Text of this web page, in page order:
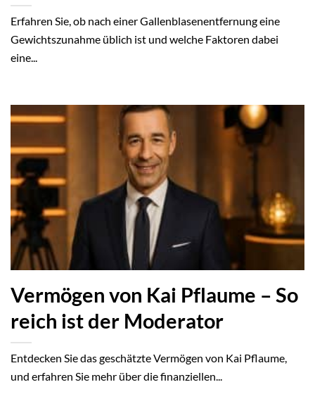
Erfahren Sie, ob nach einer Gallenblasenentfernung eine
Gewichtszunahme üblich ist und welche Faktoren dabei
eine...
Vermögen von Kai Pflaume – So
reich ist der Moderator
Entdecken Sie das geschätzte Vermögen von Kai Pflaume,
und erfahren Sie mehr über die finanziellen...